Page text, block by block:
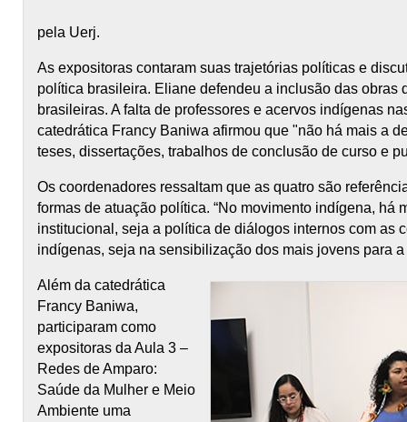
pela Uerj.
As expositoras contaram suas trajetórias políticas e
política brasileira. Eliane defendeu a inclusão das
brasileiras. A falta de professores e acervos indígenas
catedrática Francy Baniwa afirmou que "não há mais a
teses, dissertações, trabalhos de conclusão de curso e
Os coordenadores ressaltam que as quatro são
formas de atuação política. “No movimento indígena,
institucional, seja a política de diálogos internos com as
indígenas, seja na sensibilização dos mais jovens para a
Além da catedrática
Francy Baniwa,
participaram como
expositoras da Aula 3 –
Redes de Amparo:
Saúde da Mulher e Meio
Ambiente uma